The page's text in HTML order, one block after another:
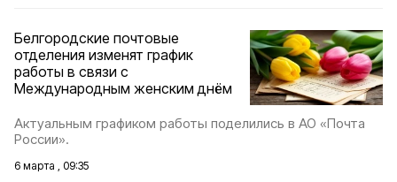
Белгородские почтовые
отделения изменят график
работы в связи с
Международным женским днём
Актуальным графиком работы поделились в АО «Почта
России».
6 марта , 09:35